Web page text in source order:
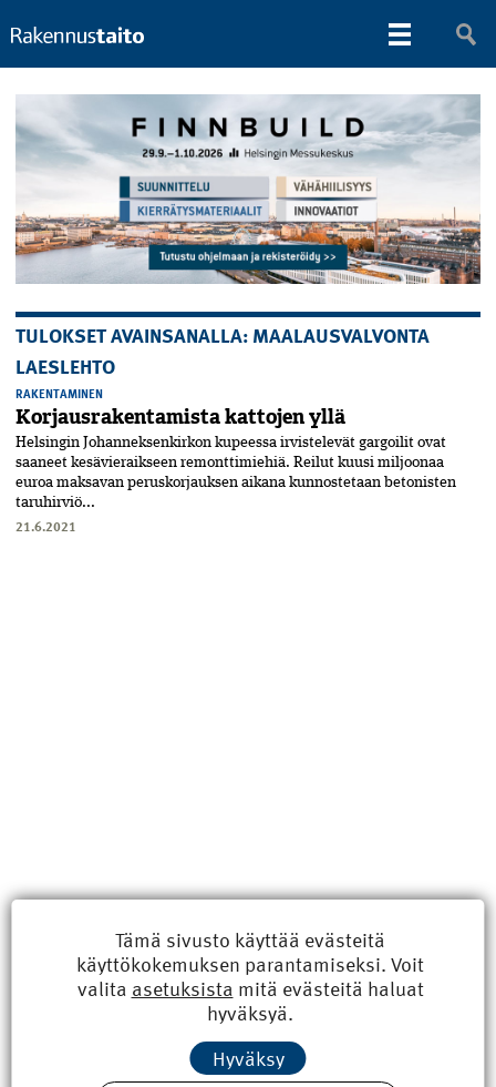
TULOKSET AVAINSANALLA: MAALAUSVALVONTA
LAESLEHTO
RAKENTAMINEN
Korjausrakentamista kattojen yllä
Helsingin Johanneksenkirkon kupeessa irvistelevät gargoilit ovat
saaneet kesävieraikseen remonttimiehiä. Reilut kuusi miljoonaa
euroa maksavan peruskorjauksen aikana kunnostetaan betonisten
taruhirviö...
21.6.2021
Kyberisku kiinteistötietoihin haittaisi energiarakentamista
8.6.2026 15:21
Tämä sivusto käyttää evästeitä
käyttökokemuksen parantamiseksi. Voit
valita asetuksista mitä evästeitä haluat
hyväksyä.
Hyväksy